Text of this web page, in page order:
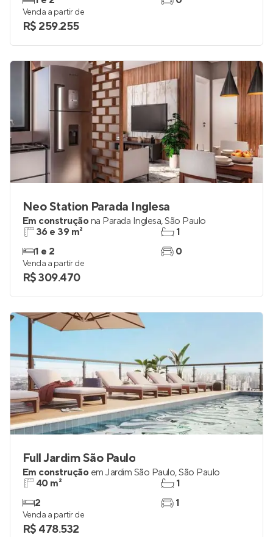
Venda a partir de
R$ 259.255
Neo Station Parada Inglesa
Em construçãona Parada Inglesa,São Paulo
36 e 39 m²
1 e 2
1
0
Venda a partir de
R$ 309.470
Full Jardim São Paulo
Em construção em Jardim São Paulo,São Paulo
40 m²
2
1
1
Venda a partir de
R$ 478.532